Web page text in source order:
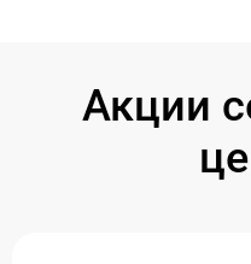
Акции